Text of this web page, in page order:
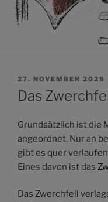
VERÖFFENTLICHT
AM
27. NOVEMBER 2025
Das
Grundsätzlich ist die
angeordnet. Nur an
gibt es quer
Eines davon ist das
Das Zwerchfell